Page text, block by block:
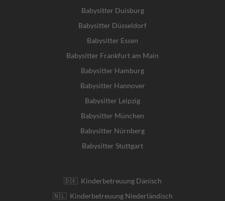
Babysitter Duisburg
Babysitter Düsseldorf
Babysitter Essen
Babysitter Frankfurt am Main
Babysitter Hamburg
Babysitter Hannover
Babysitter Leipzig
Babysitter München
Babysitter Nürnberg
Babysitter Stuttgart
🇩🇰 Kinderbetreuung Dänisch
🇳🇱 Kinderbetreuung Niederländisch